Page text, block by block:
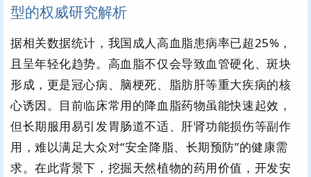
型的权威研究解析
据相关数据统计，我国成人高血脂患病率已超25%，
且呈年轻化趋势。高血脂不仅会导致血管硬化、斑块
形成，更是冠心病、脑梗死、脂肪肝等重大疾病的核
心诱因。目前临床常用的降血脂药物虽能快速起效，
但长期服用易引发胃肠道不适、肝肾功能损伤等副作
用，难以满足大众对“安全降脂、长期预防”的健康需
求。在此背景下，挖掘天然植物的药用价值，开发安